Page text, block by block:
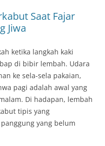
Saat Fajar
Jiwa
ketika langkah kaki
di bibir lembah. Udara
ke sela-sela pakaian,
pagi adalah awal yang
Di hadapan, lembah
tipis yang
yang belum